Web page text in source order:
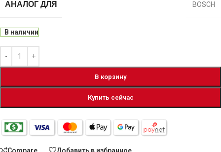
АНАЛОГ ДЛЯ BOSCH
В наличии
В корзину
Купить сейчас